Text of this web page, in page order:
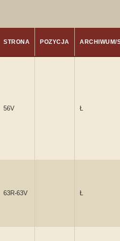
STRONA POZYCJA ARCHIWUM/
56V Ł
63R-63V Ł